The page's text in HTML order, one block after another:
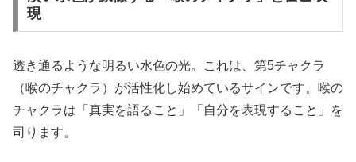
現
透き通るような明るい水色の光。これは、第5チャクラ
（喉のチャクラ）が活性化し始めているサインです。喉の
チャクラは「真実を語ること」「自分を表現すること」を
司ります。